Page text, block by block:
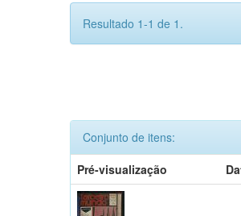
Resultado 1-1 de 1.
Conjunto de itens:
Pré-visualização